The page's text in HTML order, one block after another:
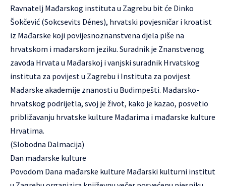
Ravnatelj Mađarskog instituta u Zagrebu bit će Dinko
Šokčević (Sokcsevits Dénes), hrvatski povjesničar i kroatist
iz Mađarske koji povijesnoznanstvena djela piše na
hrvatskom i mađarskom jeziku. Suradnik je Znanstvenog
zavoda Hrvata u Mađarskoj i vanjski suradnik Hrvatskog
instituta za povijest u Zagrebu i Instituta za povijest
Mađarske akademije znanosti u Budimpešti. Mađarsko-
hrvatskog podrijetla, svoj je život, kako je kazao, posvetio
približavanju hrvatske kulture Mađarima i mađarske kulture
Hrvatima.
(Slobodna Dalmacija)
Dan mađarske kulture
Povodom Dana mađarske kulture Mađarski kulturni institut